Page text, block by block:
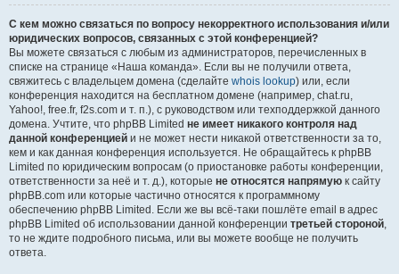
С кем можно связаться по вопросу некорректного использования и/или
юридических вопросов, связанных с этой конференцией?
Вы можете связаться с любым из администраторов, перечисленных в
списке на странице «Наша команда». Если вы не получили ответа,
свяжитесь с владельцем домена (сделайте whois lookup) или, если
конференция находится на бесплатном домене (например, chat.ru,
Yahoo!, free.fr, f2s.com и т. п.), с руководством или техподдержкой данного
домена. Учтите, что phpBB Limited не имеет никакого контроля над
данной конференцией и не может нести никакой ответственности за то,
кем и как данная конференция используется. Не обращайтесь к phpBB
Limited по юридическим вопросам (о приостановке работы конференции,
ответственности за неё и т. д.), которые не относятся напрямую к сайту
phpBB.com или которые частично относятся к программному
обеспечению phpBB Limited. Если же вы всё-таки пошлёте email в адрес
phpBB Limited об использовании данной конференции третьей стороной,
то не ждите подробного письма, или вы можете вообще не получить
ответа.